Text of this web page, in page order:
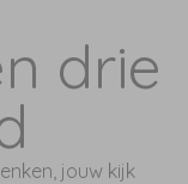
drie
jouw kijk